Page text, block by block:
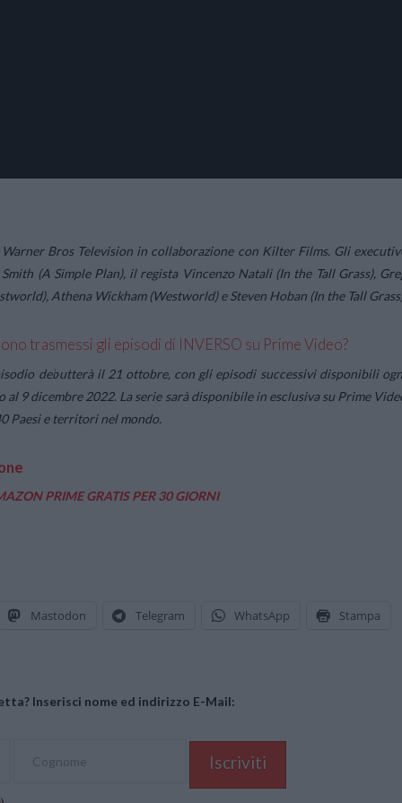
Bros Television in collaborazione con Kilter Films. Gli
(A Simple Plan), il regista Vincenzo Natali (In the Tall Grass),
Athena Wickham (Westworld) e Steven Hoban (In the Tall
trasmessi gli episodi di INVERSO su Prime Video?
debutterà il 21 ottobre, con gli episodi successivi disponibili
al 9 dicembre 2022. La serie sarà disponibile in esclusiva su Prime
Paesi e territori nel mondo.
PRIME GRATIS PER 30 GIORNI
Mastodon Telegram WhatsApp Stampa
Inserisci nome ed indirizzo E-Mail: